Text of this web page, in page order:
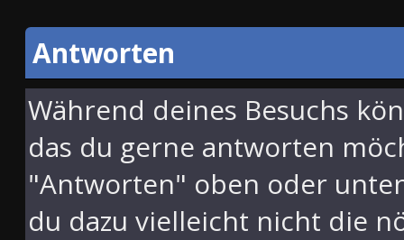
Antworten
Während deines Besuchs
das du gerne antworten
"Antworten" oben oder
du dazu vielleicht nicht die